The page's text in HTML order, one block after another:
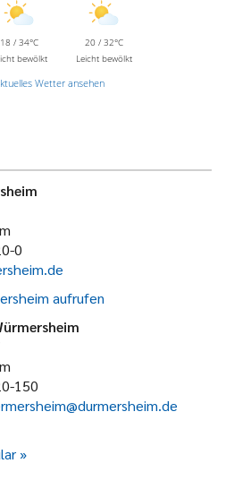
18 / 34°C
bewölkt
20 / 32°C
Leicht bewölkt
Wetter ansehen
0
aufrufen
150